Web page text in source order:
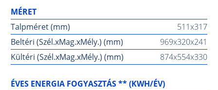
MÉRET
Talpméret (mm)
511x317
Beltéri (Szél.xMag.xMély.) (mm)
969x320x241
Kültéri (Szél.xMag.xMély.) (mm)
874x554x330
ÉVES ENERGIA FOGYASZTÁS ** (KWH/ÉV)